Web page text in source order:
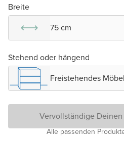
Breite
75 cm
Stehend oder hängend
Freistehendes
Vervollständige
Alle passenden